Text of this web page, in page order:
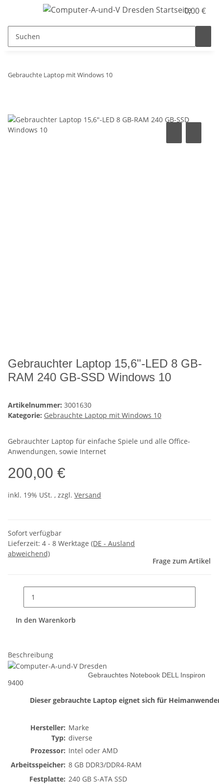
0,00 €
Gebrauchte Laptop mit Windows 10
Gebrauchter Laptop 15,6"-LED 8 GB-
RAM 240 GB-SSD Windows 10
Artikelnummer: 3001630
Kategorie: Gebrauchte Laptop mit Windows 10
Gebrauchter Laptop für einfache Spiele und alle Office-
Anwendungen, sowie Internet
200,00 €
inkl. 19% USt. , zzgl. Versand
Sofort verfügbar
Lieferzeit: 4 - 8 Werktage (DE - Ausland
abweichend)
Frage zum Artikel
In den Warenkorb
Beschreibung
Gebrauchtes Notebook DELL Inspiron
9400
Dieser gebrauchte Laptop eignet sich für
Hersteller:
Typ:
Marke
diverse
Prozessor: Intel oder AMD
Arbeitsspeicher: 8 GB DDR3/DDR4-RAM
Festplatte: 240 GB S-ATA SSD